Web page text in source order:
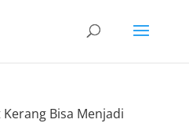
Bisa Menjadi